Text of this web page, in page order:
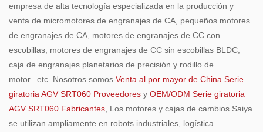
empresa de alta tecnología especializada en la producción y
venta de micromotores de engranajes de CA, pequeños motores
de engranajes de CA, motores de engranajes de CC con
escobillas, motores de engranajes de CC sin escobillas BLDC,
caja de engranajes planetarios de precisión y rodillo de
motor...etc. Nosotros somos Venta al por mayor de China Serie
giratoria AGV SRT060 Proveedores y OEM/ODM Serie giratoria
AGV SRT060 Fabricantes , Los motores y cajas de cambios Saiya
se utilizan ampliamente en robots industriales, logística